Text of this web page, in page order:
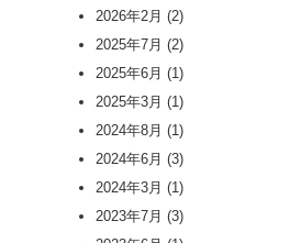
2026年2月 (2)
2025年7月 (2)
2025年6月 (1)
2025年3月 (1)
2024年8月 (1)
2024年6月 (3)
2024年3月 (1)
2023年7月 (3)